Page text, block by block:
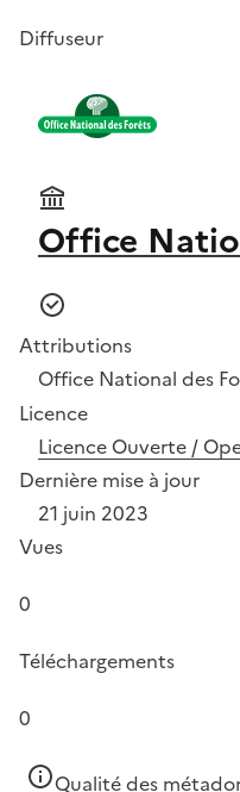
Diffuseur
Office
Attributions
Office National des
Licence
Licence Ouverte /
Dernière mise à jour
21 juin 2023
Vues
0
Téléchargements
0
Qualité des